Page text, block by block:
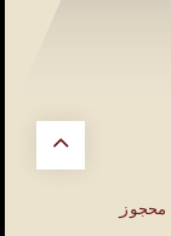
محجوز